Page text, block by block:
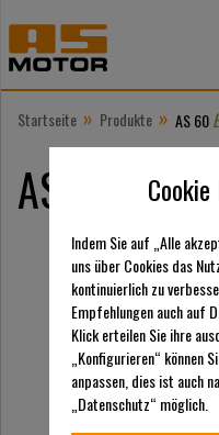
Startseite » Produkte » AS 60E
AS 60
Indem Sie auf „Alle
uns über Cookies das
kontinuierlich zu
Empfehlungen auch auf
Klick erteilen Sie ihre
„Konfigurieren“ können
anpassen, dies ist auch
„Datenschutz“ möglich.